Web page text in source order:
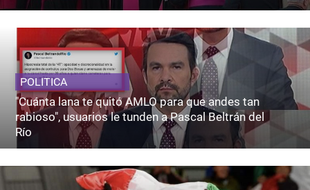
POLITICA
"Cuánta lana te quitó AMLO para que andes tan
rabioso", usuarios le tunden a Pascal Beltrán del
Río